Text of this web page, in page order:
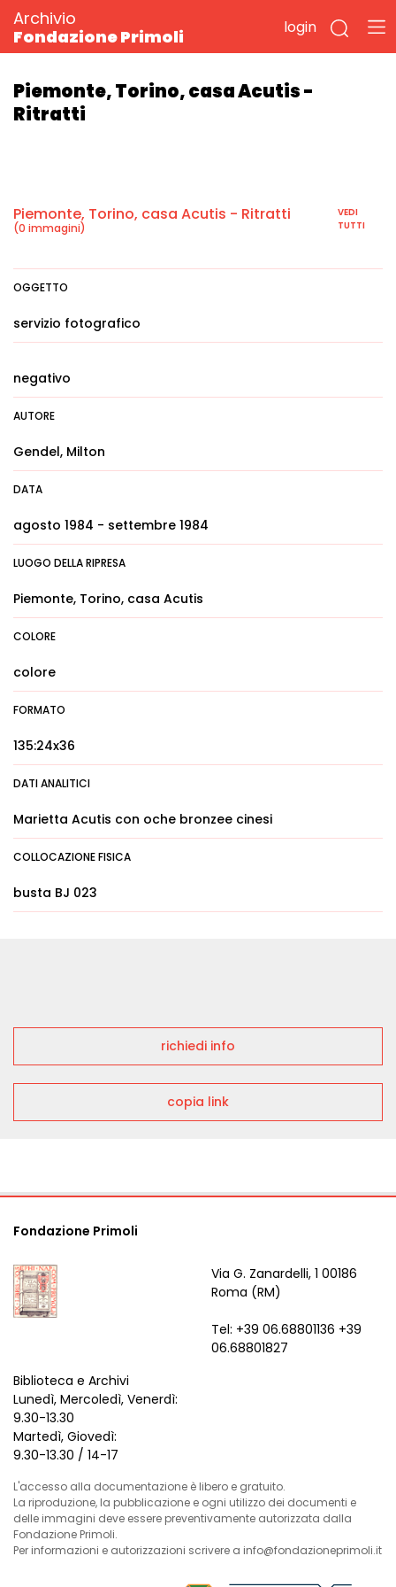
Archivio
Fondazione Primoli
login
Piemonte, Torino, casa Acutis -
Ritratti
Piemonte, Torino, casa Acutis - Ritratti
(0 immagini)
VEDI
TUTTI
OGGETTO
servizio fotografico
negativo
AUTORE
Gendel, Milton
DATA
agosto 1984 - settembre 1984
LUOGO DELLA RIPRESA
Piemonte, Torino, casa Acutis
COLORE
colore
FORMATO
135:24x36
DATI ANALITICI
Marietta Acutis con oche bronzee cinesi
COLLOCAZIONE FISICA
busta BJ 023
richiedi info
copia link
Fondazione Primoli
Via G. Zanardelli, 1 00186
Roma (RM)
Tel: +39 06.68801136 +39
06.68801827
Biblioteca e Archivi
Lunedì, Mercoledì, Venerdì:
9.30-13.30
Martedì, Giovedì:
9.30-13.30 / 14-17
L'accesso alla documentazione è libero e gratuito.
La riproduzione, la pubblicazione e ogni utilizzo dei documenti e
delle immagini deve essere preventivamente autorizzata dalla
Fondazione Primoli.
Per informazioni e autorizzazioni scrivere a info@fondazioneprimoli.it